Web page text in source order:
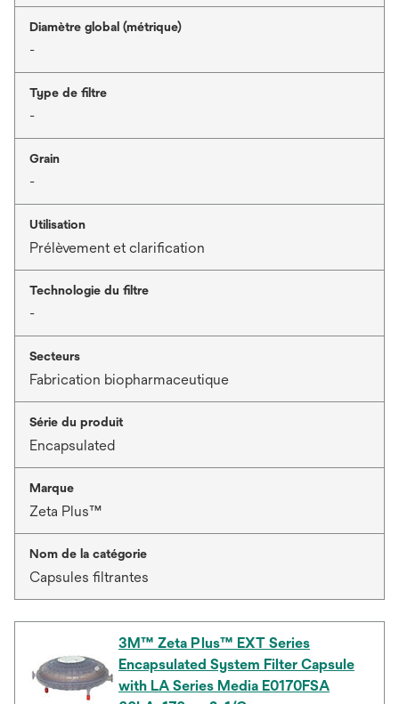
Diamètre global (métrique)
-
Type de filtre
-
Grain
-
Utilisation
Prélèvement et clarification
Technologie du filtre
-
Secteurs
Fabrication biopharmaceutique
Série du produit
Encapsulated
Marque
Zeta Plus™
Nom de la catégorie
Capsules filtrantes
3M™ Zeta Plus™ EXT Series
Encapsulated System Filter Capsule
with LA Series Media E0170FSA